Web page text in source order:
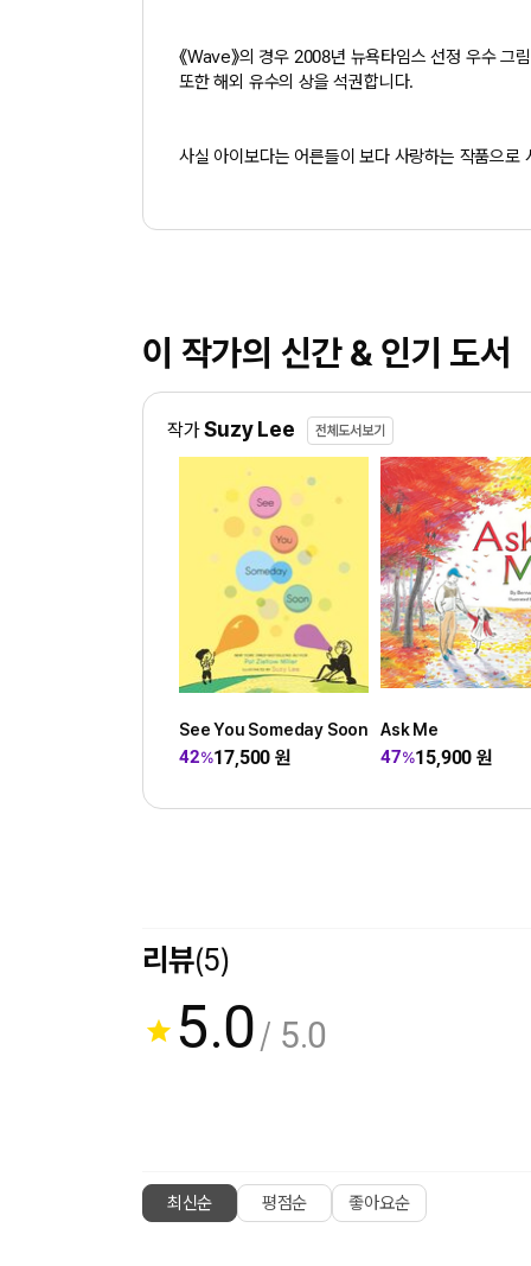
《Wave》의 경우 2008년 뉴욕타임스 선정 우수
또한 해외 유수의 상을 석권합니다.
사실 아이보다는 어른들이 보다 사랑하는 작품으
이 작가의 신간 & 인기 도서
작가Suzy Lee 전체도서보기
See You Someday Soon
42%17,500원
Ask Me
47%15,900원
리뷰(5)
5.0/ 5.0
최신순 평점순 좋아요순